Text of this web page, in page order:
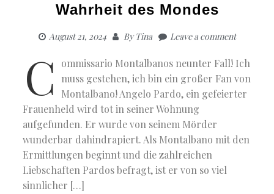
Wahrheit des Mondes
August 21, 2024 ByTina Leave a comment
C
ommissario Montalbanos neunter Fall! Ich
muss gestehen, ich bin ein großer Fan von
Montalbano! Angelo Pardo, ein gefeierter
Frauenheld wird tot in seiner Wohnung
aufgefunden. Er wurde von seinem Mörder
wunderbar dahindrapiert. Als Montalbano mit den
Ermittlungen beginnt und die zahlreichen
Liebschaften Pardos befragt, ist er von so viel
sinnlicher […]